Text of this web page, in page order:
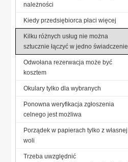
należności
Kiedy przedsiębiorca płaci więcej
Kilku różnych usług nie można
sztucznie łączyć w jedno świadczenie
Odwołana rezerwacja może być
kosztem
Okulary tylko dla wybranych
Ponowna weryfikacja zgłoszenia
celnego jest możliwa
Porządek w papierach tylko z własnej
woli
Trzeba uwzględnić